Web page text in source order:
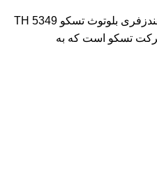
هندزفری بلوتوث تسکو TH 5349 هندزفری بلوتوث تسکو TH 5349